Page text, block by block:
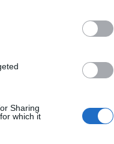
Sharing
which it
Polskę jako
dla
i jego
innych narodów.
i wskazać
religijnych
Odsłania bowiem